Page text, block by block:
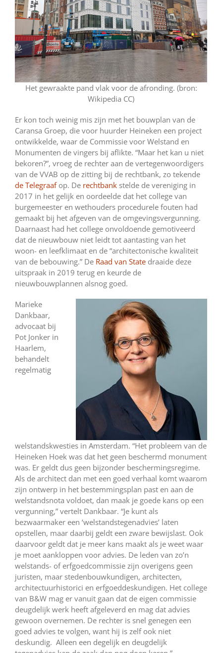
Het gewraakte pand vlak voor de afronding. (bron:
Wikipedia CC)
Er kon toch weinig mis zijn met het bouwplan van de
Caransa Groep, die voor huurder Heineken een project
ontwikkelde, waar de Commissie voor Welstand en
Monumenten de vingers bij aflikte. “Maar het kan u niet
bekoren?”, vroeg de rechter aan de vertegenwoordigers
van de VVAB op de zitting bij de rechtbank, zo tekende
de Telegraafop. De rechtbank stelde de vereniging in
2017 in het gelijk en oordeelde dat het college van
burgemeester en wethouders procedurele fouten had
gemaakt bij het afgeven van de omgevingsvergunning.
Daarnaast had het college onvoldoende gemotiveerd
dat de nieuwbouw niet leidt tot aantasting van het
woon- en leefklimaat en de “architectonische kwaliteit
van de bebouwing.” De Raad van State draaide deze
uitspraak in 2019 terug en keurde de
nieuwbouwplannen alsnog goed.
Marieke
Dankbaar,
advocaat bij
Pot Jonker in
Haarlem,
behandelt
regelmatig
welstandskwesties in Amsterdam. “Het probleem van de
Heineken Hoek was dat het geen beschermd monument
was. Er geldt dus geen bijzonder beschermingsregime.
Als de architect dan met een goed verhaal komt waarom
zijn ontwerp in het bestemmingsplan past en aan de
welstandsnota voldoet, dan maak je goede kans op een
vergunning,” vertelt Dankbaar. “Je kunt als
bezwaarmaker een ‘welstandstegenadvies’ laten
opstellen, maar daarbij geldt een zware bewijslast. Ook
daarvoor geldt dat je meer kans maakt als je weet waar
je moet aankloppen voor advies. De leden van zo’n
welstands- of erfgoedcommissie zijn overigens geen
juristen, maar stedenbouwkundigen, architecten,
architectuurhistorici en erfgoeddeskundigen. Het college
van B&W mag er vanuit gaan dat de eigen commissie
deugdelijk werk heeft afgeleverd en mag dat advies
gewoon overnemen. De rechter is snel genegen een
goed advies te volgen, want hij is zelf ook niet
deskundig. Alleen een degelijk en deugdelijk